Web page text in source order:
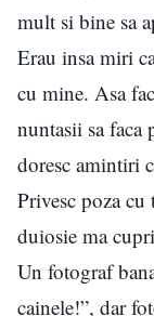
mult si bine sa
Erau insa miri
cu mine. Asa
nuntasii sa
doresc amintiri
Privesc poza
duiosie ma
Un fotograf
cainele!”, dar